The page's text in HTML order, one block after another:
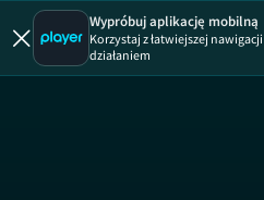
Wypróbuj aplikację mobilną
Korzystaj z łatwiejszej
działaniem